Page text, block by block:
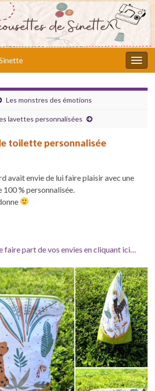
Les monstres des émotions
lavettes personnalisées
toilette personnalisée
avait envie de lui faire plaisir avec une
% personnalisée.
faire part de vos envies en cliquant ici…